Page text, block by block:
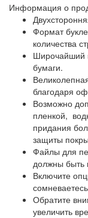
Информация о
Формат
количества
Широчайший
бумаги.
благодаря
Возможно
пленкой,
придания
защиты
Файлы для
должны быть
Включите
Обратите
увеличить